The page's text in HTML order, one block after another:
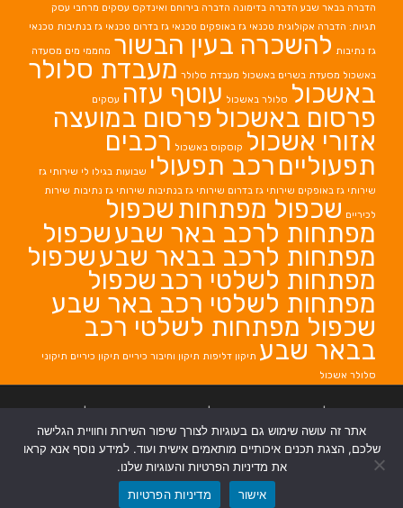
הדברה בבאר שבע הדברה בדימונה הדברה בירוחם ואינדקס עסקים מרחבי עסק
תגיות: הדברה אקולוגית טכנאי גז באופקים טכנאי גז בדרום טכנאי גז בנתיבות טכנאי
גז נתיבות להשכרה בעין הבשור מחממי מים מסעדה
באשכול מסעדת בשרים באשכול מעבדת סלולר מעבדת סלולר
באשכול סלולר באשכול עוטף עזה עסקים
פרסום באשכול פרסום במועצה
אזורי אשכול קוסקוס באשכול רכבים
תפעוליים רכב תפעולי שבועות בגילו לי שירותי גז
שירותי גז באופקים שירותי גז בדרום שירותי גז בנתיבות שירותי גז נתיבות שירות
לכיריים שכפול מפתחות שכפול
מפתחות לרכב באר שבעשכפול
מפתחות לרכב בבאר שבעשכפול
מפתחות לשלטי רכב שכפול
מפתחות לשלטי רכב באר שבע
שכפול מפתחות לשלטי רכב
בבאר שבע תיקון דליפות תיקון וחיבור כיריים תיקון כיריים תיקוני
סלולר אשכול
בבאר שבע |
אתר זה עושה שימוש גם בעוגיות לצורך שיפור השירות וחוויית הגלישה
שלכם, הצגת תכנים איכותיים מותאמים אישית ועוד. למידע נוסף אנא קראו
את מדיניות הפרטיות והעוגיות שלנו.
אישור
מדיניות הפרטיות